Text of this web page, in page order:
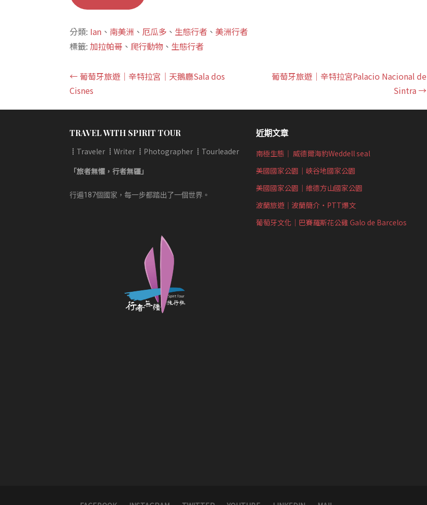
分類: Ian 、 南美洲 、 厄瓜多 、 生態行者 、 美洲行者
標籤:加拉帕哥 、 爬行動物 、 生態行者
文
導
覽
← 葡萄牙旅遊｜辛特拉宮｜天鵝廳Sala dos
Cisnes
葡萄牙旅遊｜辛特拉宮Palacio Nacional de
Sintra →
TRAVEL WITH SPIRIT TOUR
┋Traveler ┋Writer ┋Photographer ┋Tourleader
「旅者無懼，行者無疆」
行遍187個國家，每一步都踏出了一個世界。
近期文章
南極生態｜ 威德爾海豹Weddell seal
美國國家公園｜峽谷地國家公園
美國國家公園｜維德方山國家公園
波蘭旅遊｜波蘭簡介‧PTT爆文
葡萄牙文化｜巴賽羅斯花公雞 Galo de Barcelos